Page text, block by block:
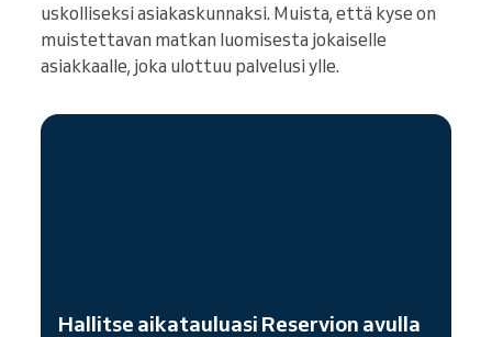
uskolliseksi asiakaskunnaksi. Muista, että kyse on
muistettavan matkan luomisesta jokaiselle
asiakkaalle, joka ulottuu palvelusi ylle.
Hallitse aikatauluasi Reservion avulla